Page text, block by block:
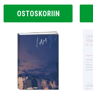
OSTOSKORIIN